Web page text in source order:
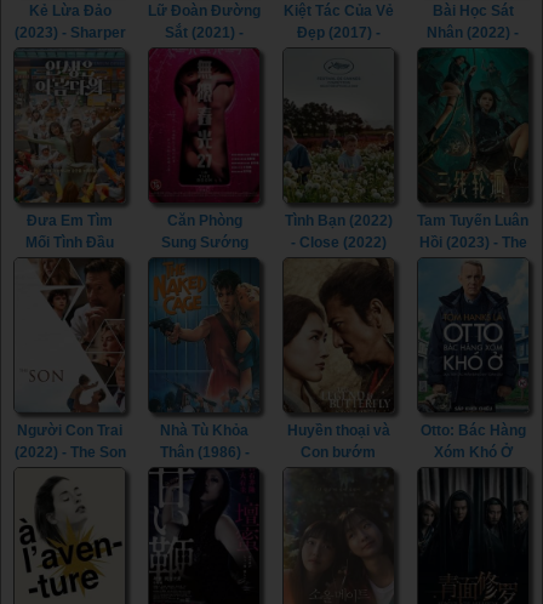
Kẻ Lừa Đảo
(2023) - Sharper
(2023)
Lữ Đoàn Đường
Sắt (2021) -
Railway Heroes
(2021)
Kiệt Tác Của Vẻ
Đẹp (2017) -
Picture of
Bài Học Sát
Nhân (2022) -
Lesson in
Murder (2022)
Đưa Em Tìm
Mối Tình Đầu
(2022) - Life Is
Beautiful (2022)
Căn Phòng
Sung Sướng
(2015) - In the
Room (2015)
Tình Bạn (2022)
- Close (2022)
Tam Tuyến Luân
Hồi (2023) - The
River (2023)
Người Con Trai
(2022) - The Son
(2022)
Nhà Tù Khỏa
Thân (1986) -
The Naked
Cage (1986)
Huyền thoại và
Con bướm
Butterfly (2023)
Otto: Bác Hàng
Xóm Khó Ở
Called Otto
(2022)